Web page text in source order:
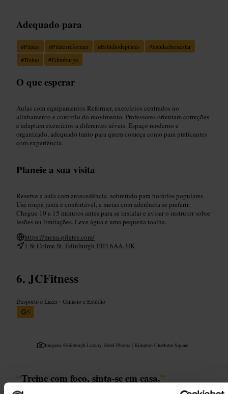
Adequado para
#Pilates #Pilatesreformer #Estúdiodepilates #Saúdeebemestar
#Treino #Edimburgo
O que esperar
Aulas com equipamentos Reformer, exercícios centrados no
alinhamento e controlo do movimento. Professores orientam correções
e adaptam exercícios a diferentes níveis. Espaço moderno e
organizado, adequado tanto para quem começa como para praticantes
com experiência.
Planeie a sua visita
Reserve a aula com antecedência, sobretudo para horários populares.
Use roupa justa e confortável, e meias com aderência se preferir.
Chegue 10 a 15 minutos antes para se instalar e avisar o instrutor sobre
lesões ou limitações. Leve água e uma pequena toalha.
https://mena-pilates.com/
1 St Colme St, Edinburgh EH3 6AA, UK
JCFitness
Desporto e Lazer •Ginásio e Estúdio
5
Imagem /Edinburgh Luxury Hotel Photos | Kimpton Charlotte Square
“Treine com foco, sinta-se em casa.”